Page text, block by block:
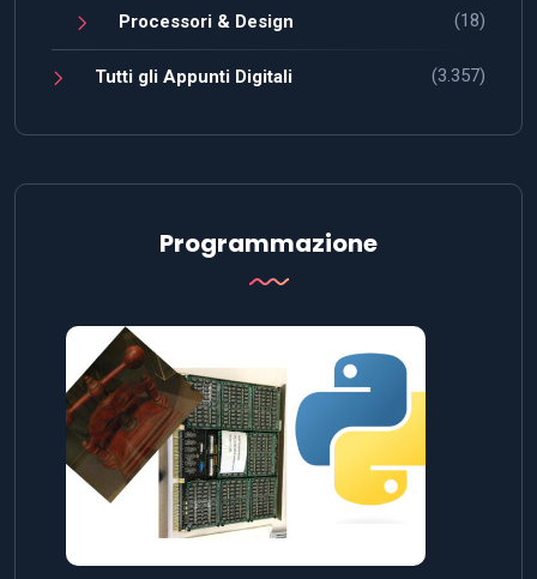
Processori & Design (18)
Tutti gli Appunti Digitali (3.357)
Programmazione